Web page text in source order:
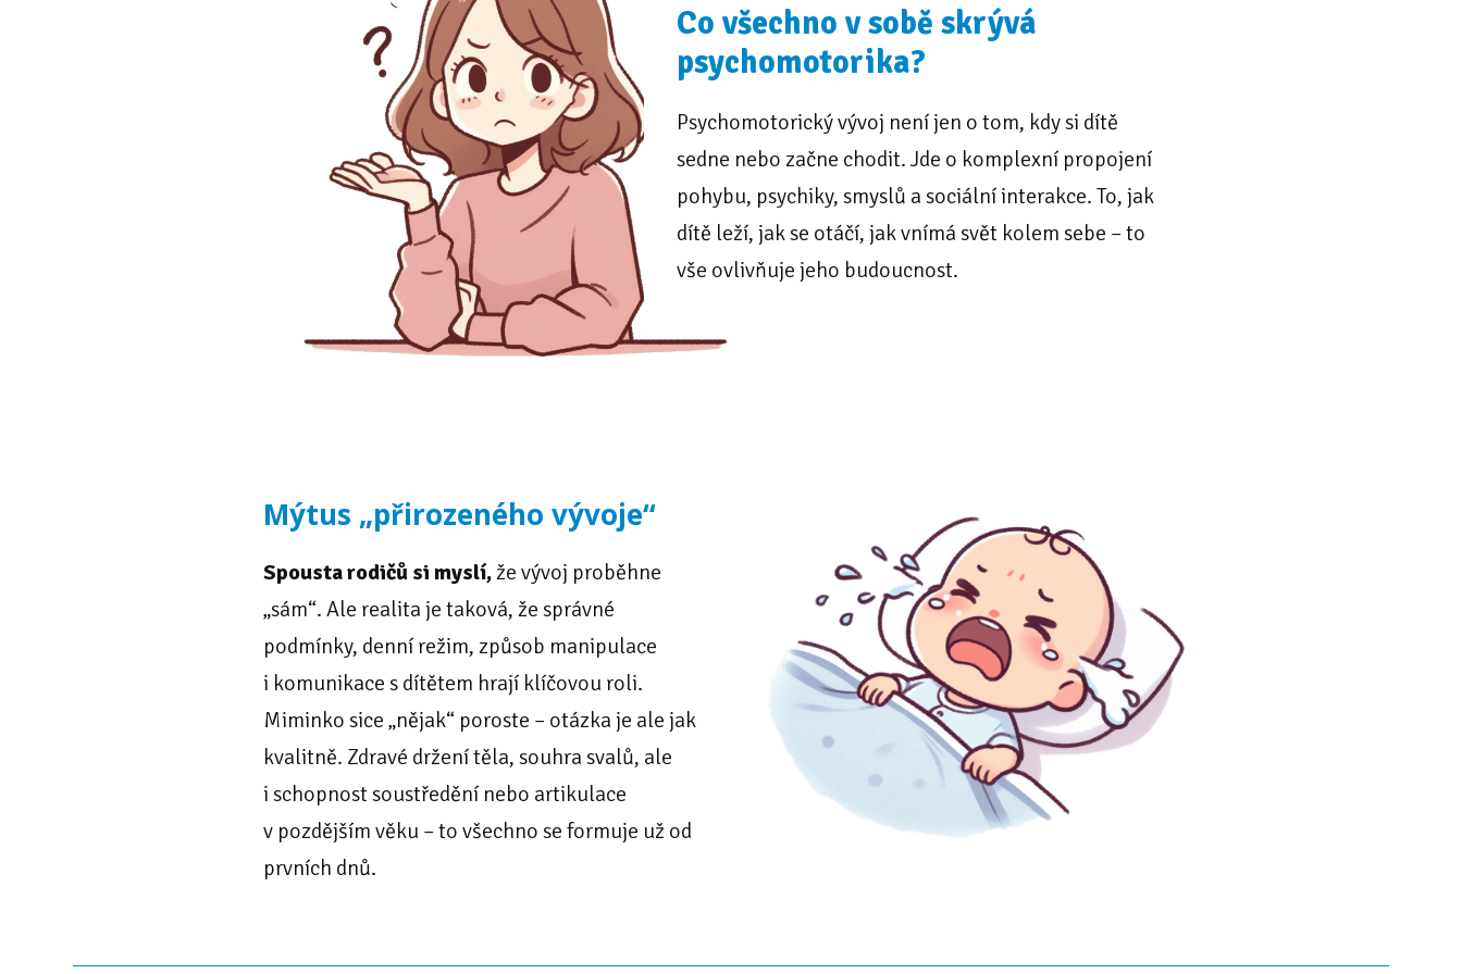
Co všechno v sobě skrývá
psychomotorika?
Psychomotorický vývoj není jen o tom, kdy si dítě
sedne nebo začne chodit. Jde o komplexní propojení
pohybu, psychiky, smyslů a sociální interakce. To, jak
dítě leží, jak se otáčí, jak vnímá svět kolem sebe – to
vše ovlivňuje jeho budoucnost.
Mýtus „přirozeného vývoje“
Spousta rodičů si myslí,že vývoj proběhne
„sám“. Ale realita je taková, že správné
podmínky, denní režim, způsob manipulace
i komunikace s dítětem hrají klíčovou roli.
Miminko sice „nějak“ poroste – otázka je ale jak
kvalitně. Zdravé držení těla, souhra svalů, ale
i schopnost soustředění nebo artikulace
v pozdějším věku – to všechno se formuje už od
prvních dnů.